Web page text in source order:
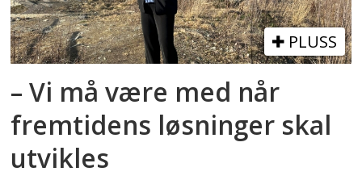
PLUSS
– Vi må være med når
fremtidens løsninger skal
utvikles